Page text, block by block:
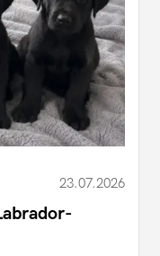
23.07.2026